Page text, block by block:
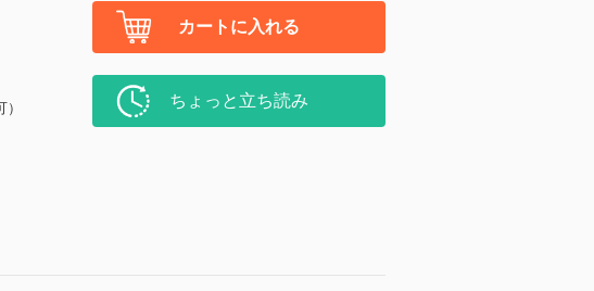
カートに入れる
ちょっと立ち読み